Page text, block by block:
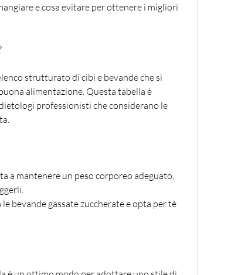
e cosa evitare per ottenere i migliori
strutturato di cibi e bevande che si
alimentazione. Questa tabella è
professionisti che considerano le
a mantenere un peso corporeo adeguato,
bevande gassate zuccherate e opta per tè